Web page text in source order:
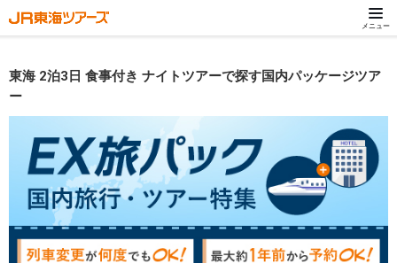
メニュー
東海 2泊3日 食事付き ナイトツアーで探す国内パッケージツア
ー